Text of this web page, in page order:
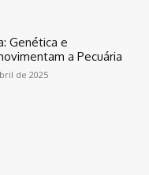
Genética e
a Pecuária
de 2025